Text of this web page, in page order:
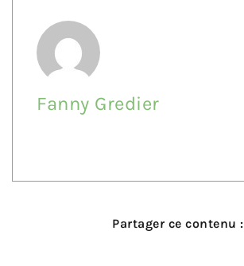
Fanny Gredier
Partager ce contenu :